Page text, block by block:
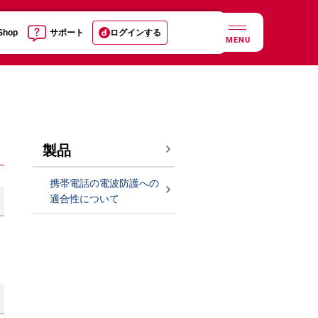
サポート ログインする
MENU
製品
携帯電話の電波防護への
適合性について